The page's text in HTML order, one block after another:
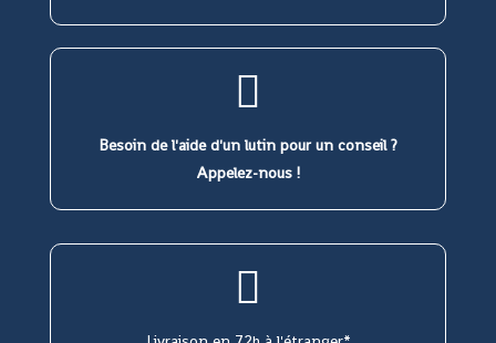
Besoin de l'aide d'un lutin pour un conseil ?
Appelez-nous !